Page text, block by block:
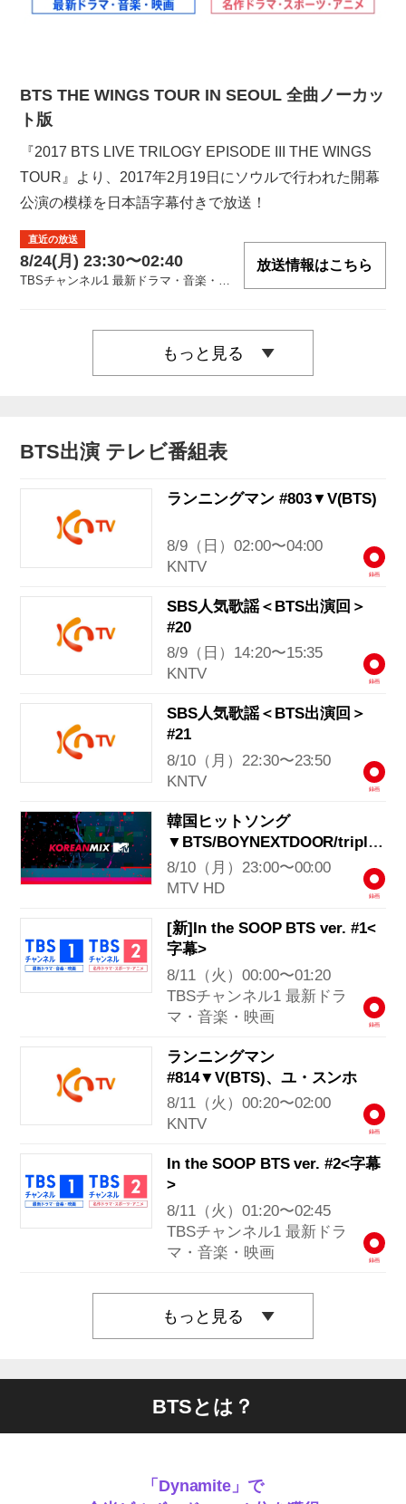
BTS THE WINGS TOUR IN SEOUL 全曲ノーカッ
ト版
『2017 BTS LIVE TRILOGY EPISODE III THE WINGS
TOUR』より、2017年2月19日にソウルで行われた開幕
公演の模様を日本語字幕付きで放送！
直近の放送
8/24(月) 23:30〜02:40 放送情報はこちら
もっと見る
BTS出演 テレビ番組表
ランニングマン #803▼V(BTS)
8/9（日）02:00〜04:00
KNTV
録画
SBS人気歌謡＜BTS出演回＞
#20
8/9（日）14:20〜15:35
KNTV
録画
SBS人気歌謡＜BTS出演回＞
#21
8/10（月）22:30〜23:50
KNTV
録画
韓国ヒットソング
▼BTS/BOYNEXTDOOR/tripleS
ほか
8/10（月）23:00〜00:00
MTV HD
録画
[新]In the SOOP BTS ver. #1<
字幕>
8/11（火）00:00〜01:20
TBSチャンネル1 最新ドラ
マ・音楽・映画
録画
ランニングマン
#814▼V(BTS)、ユ・スンホ
8/11（火）00:20〜02:00
KNTV
録画
In the SOOP BTS ver. #2<字幕
>
8/11（火）01:20〜02:45
TBSチャンネル1 最新ドラ
マ・音楽・映画
録画
もっと見る
BTSとは？
「Dynamite」で